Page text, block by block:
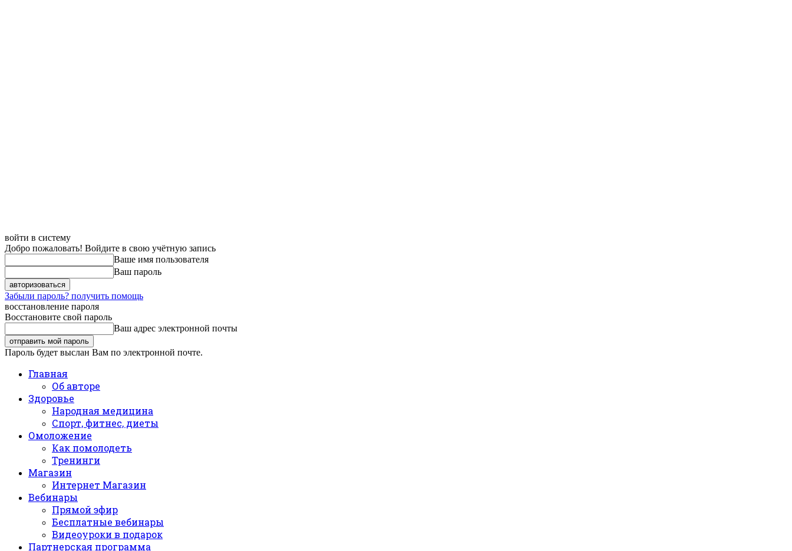
войти в систему
Добро пожаловать! Войдите в свою учётную запись
Ваше имя пользователя
Ваш пароль
Забыли пароль? получить помощь
восстановление пароля
Восстановите свой пароль
Ваш адрес электронной почты
Пароль будет выслан Вам по электронной почте.
Главная
Об авторе
Здоровье
Народная медицина
Спорт, фитнес, диеты
Омоложение
Как помолодеть
Тренинги
Магазин
Интернет Магазин
Вебинары
Прямой эфир
Бесплатные вебинары
Видеоуроки в подарок
Партнерская программа